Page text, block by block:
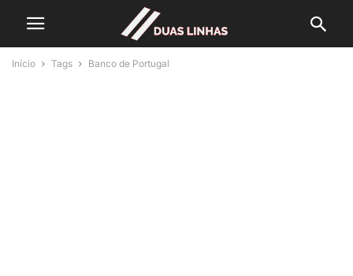
Início Tags Banco de Portugal